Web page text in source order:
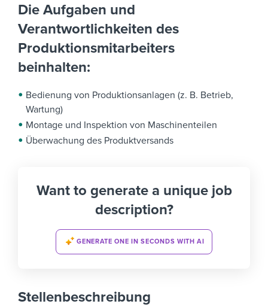
Die Aufgaben und
Verantwortlichkeiten des
Produktionsmitarbeiters
beinhalten:
Bedienung von Produktionsanlagen (z. B. Betrieb,
Wartung)
Montage und Inspektion von Maschinenteilen
Überwachung des Produktversands
Want to generate a unique job
description?
GENERATE ONE IN SECONDS WITH AI
Stellenbeschreibung